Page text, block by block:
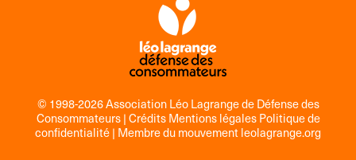
© 1998-2026 Association Léo Lagrange de Défense des
Consommateurs |Crédits Mentions légales Politique de
confidentialité| Membre du mouvementleolagrange.org